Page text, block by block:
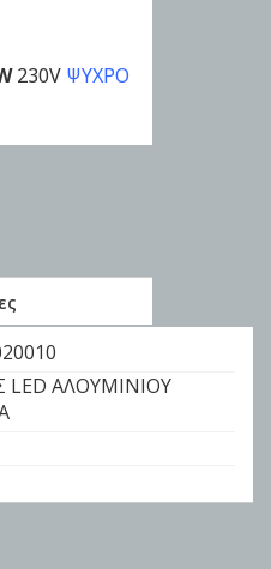
230V ΨΥΧΡΟ
LED ΑΛΟΥΜΙΝΙΟΥ